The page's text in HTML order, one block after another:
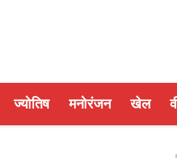
ज्योतिष मनोरंजन खेल